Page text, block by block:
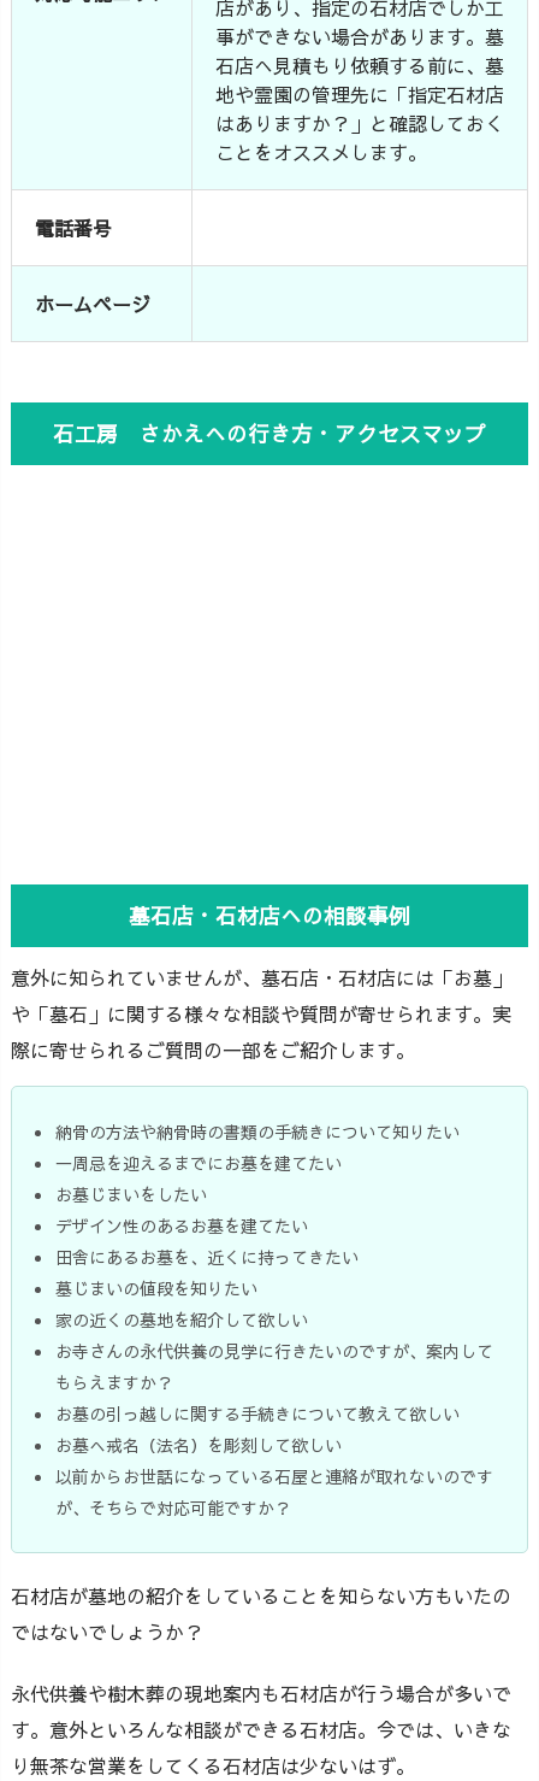
店があり、指定の石材店でしか工
事ができない場合があります。墓
石店へ見積もり依頼する前に、墓
地や霊園の管理先に「指定石材店
はありますか？」と確認しておく
ことをオススメします。
電話番号
ホームページ
石工房 さかえへの行き方・アクセスマップ
墓石店・石材店への相談事例
意外に知られていませんが、墓石店・石材店には「お墓」
や「墓石」に関する様々な相談や質問が寄せられます。実
際に寄せられるご質問の一部をご紹介します。
納骨の方法や納骨時の書類の手続きについて知りたい
一周忌を迎えるまでにお墓を建てたい
お墓じまいをしたい
デザイン性のあるお墓を建てたい
田舎にあるお墓を、近くに持ってきたい
墓じまいの値段を知りたい
家の近くの墓地を紹介して欲しい
お寺さんの永代供養の見学に行きたいのですが、案内して
もらえますか？
お墓の引っ越しに関する手続きについて教えて欲しい
お墓へ戒名（法名）を彫刻して欲しい
以前からお世話になっている石屋と連絡が取れないのです
が、そちらで対応可能ですか？
石材店が墓地の紹介をしていることを知らない方もいたの
ではないでしょうか？
永代供養や樹木葬の現地案内も石材店が行う場合が多いで
す。意外といろんな相談ができる石材店。今では、いきな
り無茶な営業をしてくる石材店は少ないはず。